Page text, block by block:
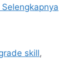
Selengkapnya
skill,